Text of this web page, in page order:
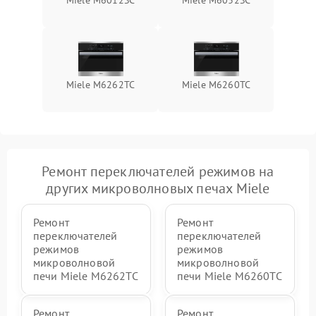
Miele M6262TC Miele M6260TC
Ремонт переключателей режимов на
других микроволновых печах Miele
Ремонт
переключателей
режимов
микроволновой
печи Miele M6262TC
Ремонт
переключателей
режимов
микроволновой
печи Miele M6260TC
Ремонт Ремонт